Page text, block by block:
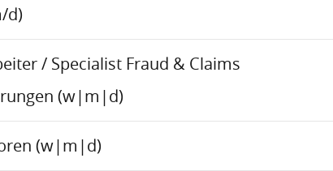
d)
/ Specialist Fraud & Claims
(w|m|d)
(w|m|d)